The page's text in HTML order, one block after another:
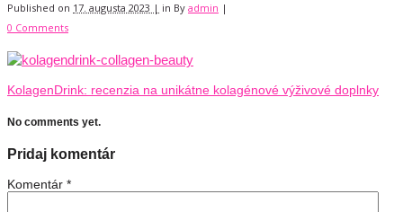
Published on 17. augusta 2023 | in By admin |
0 Comments
KolagenDrink: recenzia na unikátne kolagénové výživové doplnky
No comments yet.
Pridaj komentár
Komentár *